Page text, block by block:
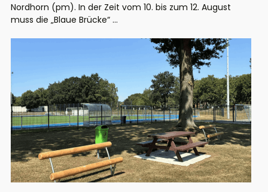
Nordhorn (pm). In der Zeit vom 10. bis zum 12. August
muss die „Blaue Brücke“ ...